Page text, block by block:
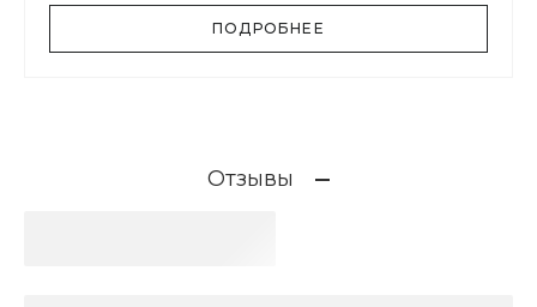
ПОДРОБНЕЕ
Отзывы